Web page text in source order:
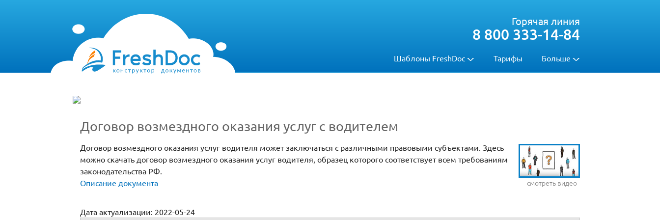
Шаблоны FreshDoc Тарифы Больше
Горячая линия
8 800 333-14-84
Договор возмездного оказания услуг с водителем
смотреть видео
Договор возмездного оказания услуг водителя может заключаться с различными правовыми субъектами. Здесь
можно скачать договор возмездного оказания услуг водителя, образец которого соответствует всем требованиям
законодательства РФ.
Описание документа
Дата актуализации: 2022-05-24